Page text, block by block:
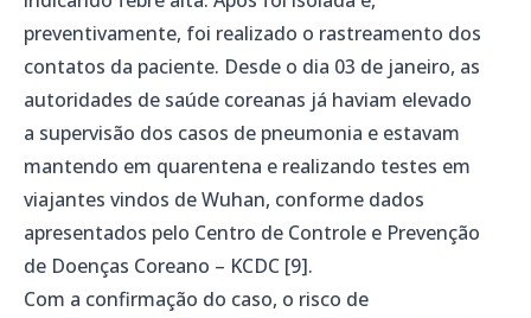
preventivamente, foi realizado o rastreamento dos
contatos da paciente. Desde o dia 03 de janeiro, as
autoridades de saúde coreanas já haviam elevado
a supervisão dos casos de pneumonia e estavam
mantendo em quarentena e realizando testes em
viajantes vindos de Wuhan, conforme dados
apresentados pelo Centro de Controle e Prevenção
de Doenças Coreano – KCDC [9].
Com a confirmação do caso, o risco de